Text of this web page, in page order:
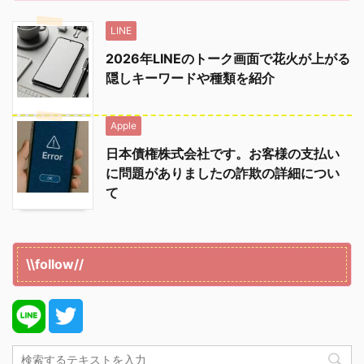
LINE
2026年LINEのトーク画面で花火が上がる
隠しキーワードや種類を紹介
Apple
日本債権株式会社です。お客様の支払い
に問題がありましたの詐欺の詳細につい
て
\\follow//